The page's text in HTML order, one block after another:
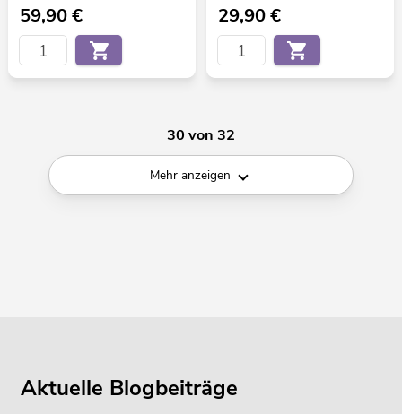
59,90€ 29,90€
30 von 32
Mehr anzeigen
Aktuelle Blogbeiträge